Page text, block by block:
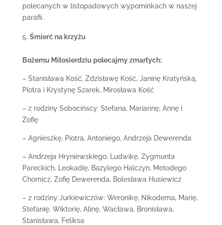
polecanych w listopadowych wypominkach w naszej
parafii.
Śmierć na krzyżu
Bożemu Miłosierdziu polecajmy zmarłych:
– Stanisława Kość, Zdzisławę Kość, Janinę Kratyńską,
Piotra i Krystynę Szarek, Mirosława Kość
– z rodziny Sobocińscy: Stefana, Mariannę, Annę i
Zofię
– Agnieszkę, Piotra, Antoniego, Andrzeja Dewerenda
– Andrzeja Hryniewskiego, Ludwikę, Zygmunta
Pareckich, Leokadię, Bazylego Halczyn, Metodego
Chomicz, Zofię Dewerenda, Bolesława Husiewicz
– z rodziny Jurkiewiczów: Weronikę, Nikodema, Marię,
Stefanię, Wiktorię, Alinę, Wacława, Bronisława,
Stanisława, Feliksa